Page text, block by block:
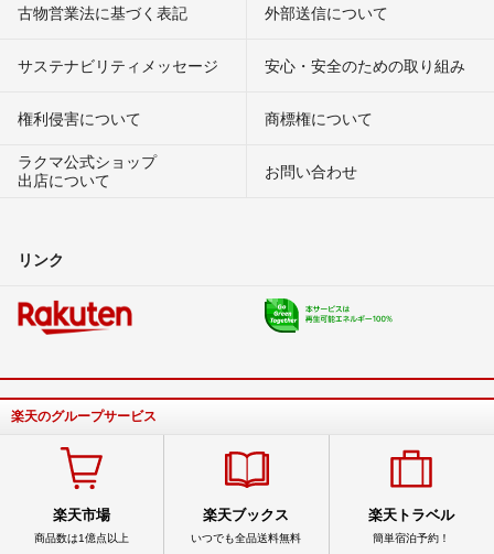
古物営業法に基づく表記 外部送信について
サステナビリティメッセージ 安心・安全のための取り組み
権利侵害について
商標権について
ラクマ公式ショップ
出店について
お問い合わせ
リンク
楽天のグループサービス
楽天市場
商品数は1億点以上
楽天ブックス
いつでも全品送料無料
楽天トラベル
簡単宿泊予約！